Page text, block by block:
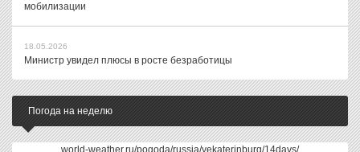
мобилизации
18.05.2026
Министр увидел плюсы в росте безработицы
Погода на неделю
world-weather.ru/pogoda/russia/yekaterinburg/14days/